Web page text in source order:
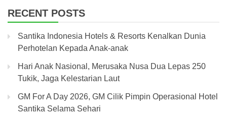
RECENT POSTS
Santika Indonesia Hotels & Resorts Kenalkan Dunia
Perhotelan Kepada Anak-anak
Hari Anak Nasional, Merusaka Nusa Dua Lepas 250
Tukik, Jaga Kelestarian Laut
GM For A Day 2026, GM Cilik Pimpin Operasional Hotel
Santika Selama Sehari